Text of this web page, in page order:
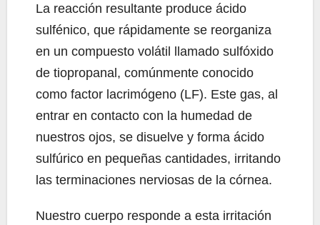
La reacción resultante produce ácido
sulfénico, que rápidamente se reorganiza
en un compuesto volátil llamado sulfóxido
de tiopropanal, comúnmente conocido
como factor lacrimógeno (LF). Este gas, al
entrar en contacto con la humedad de
nuestros ojos, se disuelve y forma ácido
sulfúrico en pequeñas cantidades, irritando
las terminaciones nerviosas de la córnea.
Nuestro cuerpo responde a esta irritación